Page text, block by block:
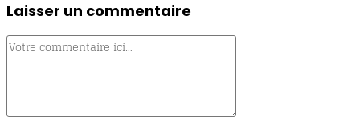
Laisser un commentaire
Comment